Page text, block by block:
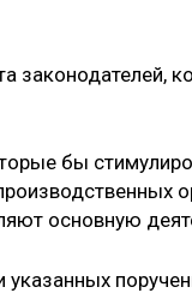
законодателей,
бы
основную